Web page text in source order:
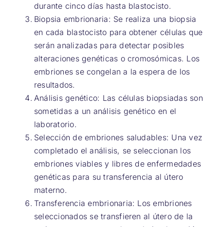
durante cinco días hasta blastocisto.
Biopsia embrionaria: Se realiza una biopsia
en cada blastocisto para obtener células que
serán analizadas para detectar posibles
alteraciones genéticas o cromosómicas. Los
embriones se congelan a la espera de los
resultados.
Análisis genético: Las células biopsiadas son
sometidas a un análisis genético en el
laboratorio.
Selección de embriones saludables: Una vez
completado el análisis, se seleccionan los
embriones viables y libres de enfermedades
genéticas para su transferencia al útero
materno.
Transferencia embrionaria: Los embriones
seleccionados se transfieren al útero de la